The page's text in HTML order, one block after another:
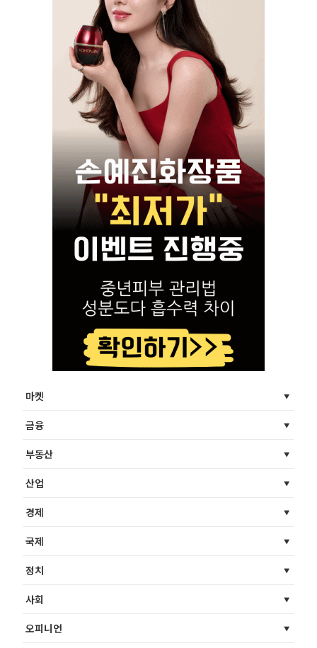
마켓
금융
부동산
산업
경제
국제
정치
사회
오피니언